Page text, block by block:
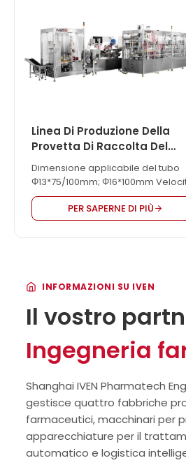
Linea Di Produzione Della
Provetta Di Raccolta Del
Sangue A Vuoto Intelligente
Dimensione applicabile del tubo
Φ13*75/100mm; Φ16*100mm
di lavoro 18000-20000pcs/ora
PER SAPERNE DI PIÙ
INFORMAZIONI SU IVEN
Il vostro
Ingegneria
Shanghai IVEN Pharmatech
gestisce quattro fabbriche
farmaceutici, macchinari per
apparecchiature per il
automatico e logistica